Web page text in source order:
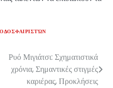
Ρυό Μιγιάτσι: Σχηματιστικά
χρόνια, Σημαντικές στιγμές
καριέρας, Προκλήσεις